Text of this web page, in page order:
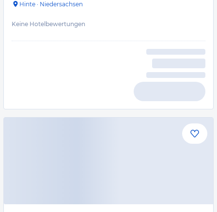
Hinte · Niedersachsen
Keine Hotelbewertungen